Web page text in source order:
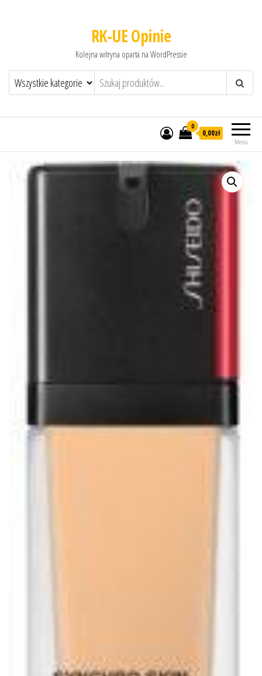
RK-UE Opinie
Kolejna witryna oparta na WordPressie
Menu
0
0,00zł